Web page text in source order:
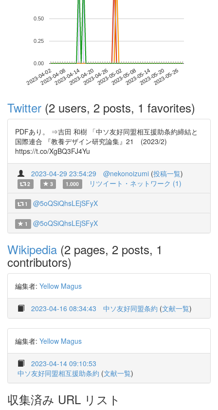
2023-04-022023-04-082023-04-142023-04-202023-04-262023-05-022023-05-082023-05-142023-05-202023-05-26
0.00
0.25
0.50
Twitter (2 users, 2 posts, 1 favorites)
PDFあり。 ⇒吉田 和樹 「中ソ友好同盟相互援助条約締結と
国際連合 『教養デザイン研究論集』21 (2023/2)
https://t.co/XgBQ3FJ4Yu
2023-04-29 23:54:29 @nekonoizumi (投稿一覧)
2 3 1.000 リツイート・ネットワーク (1)
1 @5oQSiQhsLEjSFyX
1 @5oQSiQhsLEjSFyX
Wikipedia (2 pages, 2 posts, 1
contributors)
編集者: Yellow Magus
2023-04-16 08:34:43 中ソ友好同盟条約 (文献一覧)
編集者: Yellow Magus
2023-04-14 09:10:53
中ソ友好同盟相互援助条約 (文献一覧)
収集済み URL リスト